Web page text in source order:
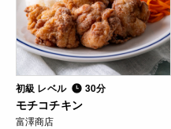
初級 レベル 30分
モチコチキン
富澤商店